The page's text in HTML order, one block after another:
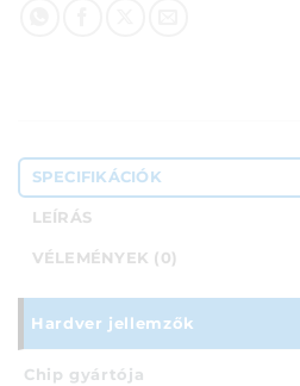
SPECIFIKÁCIÓK
LEÍRÁS
VÉLEMÉNYEK (0)
Hardver jellemzők
Chip gyártója